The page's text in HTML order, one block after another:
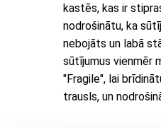
kastēs, kas ir
nodrošinātu, ka
nebojāts un labā
sūtījumus vienmēr
"Fragile", lai
trausls, un